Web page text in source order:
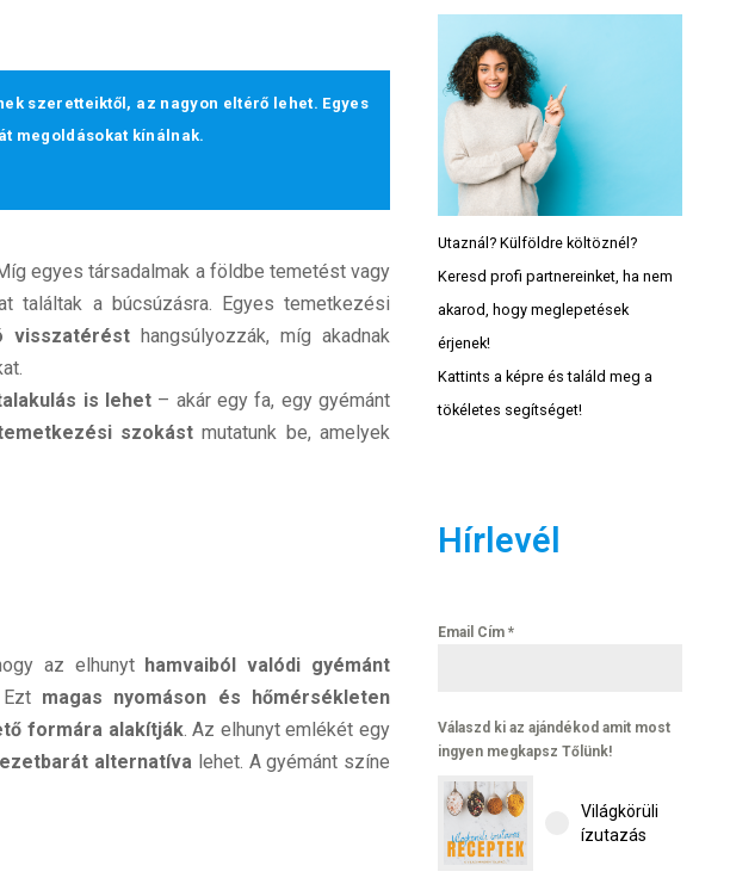
szeretteiktől, az nagyon eltérő lehet. Egyes
megoldásokat kínálnak.
egyes társadalmak a földbe temetést vagy
találtak a búcsúzásra. Egyes temetkezési
visszatérésthangsúlyozzák, míg akadnak
is lehet – akár egy fa, egy gyémánt
szokástmutatunk be, amelyek
az elhunyt hamvaiból valódi gyémánt
magas nyomáson és hőmérsékleten
formára alakítják. Az elhunyt emlékét egy
alternatíva lehet. A gyémánt színe
Utaznál? Külföldre költöznél?
Keresd profi partnereinket, ha nem
akarod, hogy meglepetések
érjenek!
Kattints a képre és találd meg a
tökéletes segítséget!
Hírlevél
Email Cím *
Válaszd ki az ajándékod amit most
ingyen megkapsz Tőlünk!
Világkörüli
ízutazás